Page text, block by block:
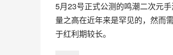
5月23号正式公测的鸣潮二次元
量之高在近年来是罕见的，然而
于红利期较长。